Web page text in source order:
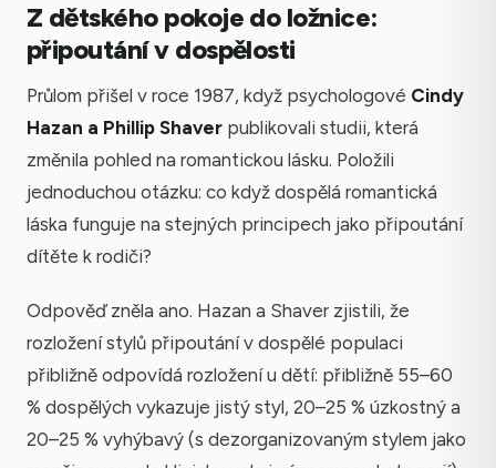
Z dětského pokoje do ložnice:
připoutání v dospělosti
Průlom přišel v roce 1987, když psychologové Cindy
Hazan a Phillip Shaver publikovali studii, která
změnila pohled na romantickou lásku. Položili
jednoduchou otázku: co když dospělá romantická
láska funguje na stejných principech jako připoutání
dítěte k rodiči?
Odpověď zněla ano. Hazan a Shaver zjistili, že
rozložení stylů připoutání v dospělé populaci
přibližně odpovídá rozložení u dětí: přibližně 55–60
% dospělých vykazuje jistý styl, 20–25 % úzkostný a
20–25 % vyhýbavý (s dezorganizovaným stylem jako